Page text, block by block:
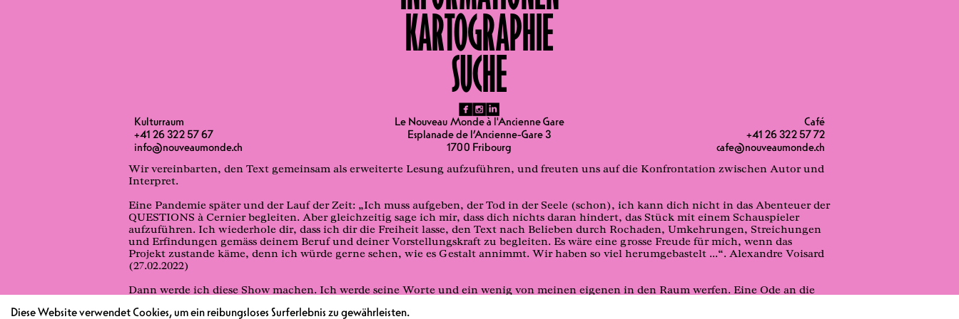
KARTOGRAPHIE
SUCHE
fb ig li
Kulturraum
+41 26 322 57 67
info@nouveaumonde.ch
Le Nouveau Monde à l'Ancienne Gare
Esplanade de l’Ancienne-Gare 3
1700 Fribourg
Café
+41 26 322 57 72
cafe@nouveaumonde.ch
Wer sind wir? Woher kommen wir? Wohin gehen wir?
Wer sind wir? Woher kommen wir? Wohin gehen wir?
Wir vereinbarten, den Text gemeinsam als erweiterte Lesung aufzuführen, und freuten uns auf die Konfrontation zwischen Autor und
Interpret.
Eine Pandemie später und der Lauf der Zeit: „Ich muss aufgeben, der Tod in der Seele (schon), ich kann dich nicht in das Abenteuer der
QUESTIONS à Cernier begleiten. Aber gleichzeitig sage ich mir, dass dich nichts daran hindert, das Stück mit einem Schauspieler
aufzuführen. Ich wiederhole dir, dass ich dir die Freiheit lasse, den Text nach Belieben durch Rochaden, Umkehrungen, Streichungen
und Erfindungen gemäss deinem Beruf und deiner Vorstellungskraft zu begleiten. Es wäre eine grosse Freude für mich, wenn das
Projekt zustande käme, denn ich würde gerne sehen, wie es Gestalt annimmt. Wir haben so viel herumgebastelt ...“. Alexandre Voisard
(27.02.2022)
Dann werde ich diese Show machen. Ich werde seine Worte und ein wenig von meinen eigenen in den Raum werfen. Eine Ode an die
Diese Website verwendet Cookies, um ein reibungsloses Surferlebnis zu gewährleisten.